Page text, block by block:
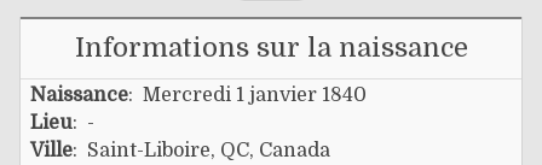
Informations sur la naissance
Naissance: Mercredi 1 janvier 1840
Lieu: -
Ville: Saint-Liboire, QC, Canada